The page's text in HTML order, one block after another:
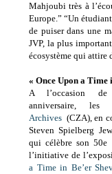
Mahjoubi très à
Europe.” “Un
de puiser dans une
JVP, la plus
écosystème qui attire
« Once Upon a Time
A l’occasion
anniversaire,
Archives (CZA), en
Steven Spielberg
qui célèbre son 50e
l’initiative de
a Time in Be’er